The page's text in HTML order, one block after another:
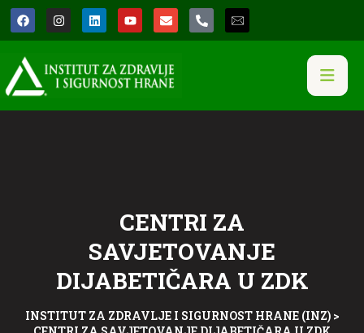
CENTRI ZA
SAVJETOVANJE
DIJABETIČARA U ZDK
INSTITUT ZA ZDRAVLJE I SIGURNOST HRANE (INZ)>